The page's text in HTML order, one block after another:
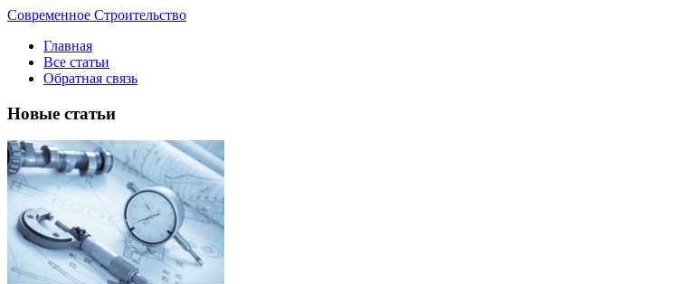
Современное Строительство
Главная
Все статьи
Обратная связь
Новые статьи